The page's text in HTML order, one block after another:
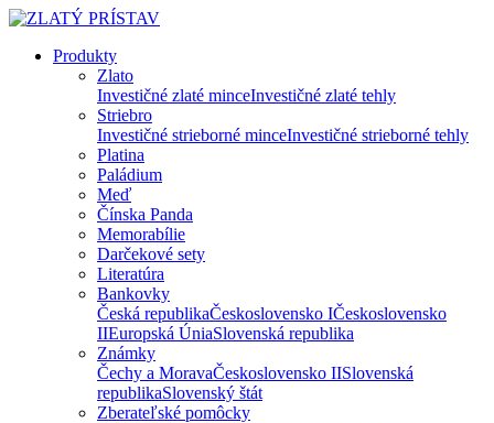
Produkty
Zlato
Investičné zlaté minceInvestičné zlaté tehly
Striebro
Investičné strieborné minceInvestičné strieborné tehly
Platina
Paládium
Meď
Čínska Panda
Memorabílie
Darčekové sety
Literatúra
Bankovky
Česká republikaČeskoslovensko IČeskoslovensko
IIEuropská ÚniaSlovenská republika
Známky
Čechy a MoravaČeskoslovensko IISlovenská
republikaSlovenský štát
Zberateľské pomôcky